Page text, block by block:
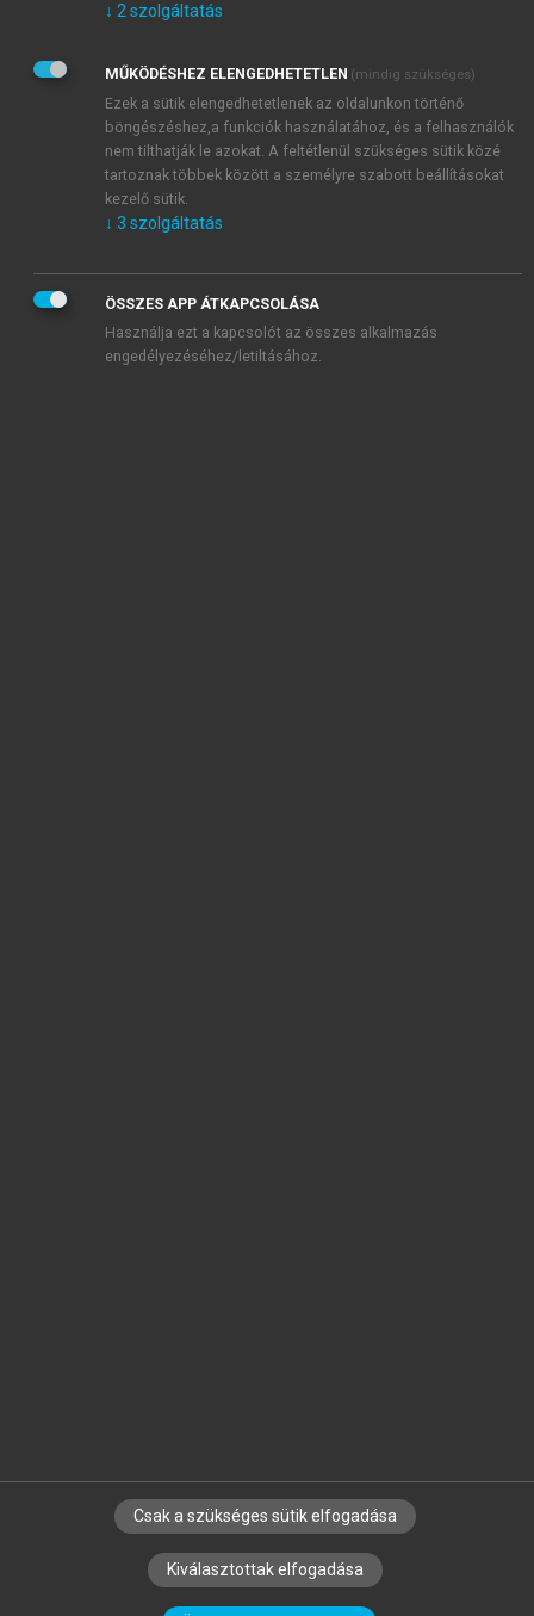
Kérek értesítést az Akadémiai Kiadó Zrt. újdonságairól,
Adatkezelési tájékoztatóbanfoglaltakat tudomásul
veszem és elfogadom.
Általános vásárlási feltételeket, valamint a szotar.netés a
mersz.huoldalak licencszerződéseiben foglaltakat
tudomásul veszem és elfogadom.
KIPRÓBÁLOM
SZERZŐKNEK CÉGEKNEK KÖNYVTÁROSOKNAK
SZERKESZTÉSI ÉS LEKTORÁLÁSI ALAPELVEK
↓ 2 szolgáltatás
MŰKÖDÉSHEZ ELENGEDHETETLEN (mindig szükséges)
Ezek a sütik elengedhetetlenek az oldalunkon történő
böngészéshez,a funkciók használatához, és a felhasználók
nem tilthatják le azokat. A feltétlenül szükséges sütik közé
tartoznak többek között a személyre szabott beállításokat
kezelő sütik.
↓ 3 szolgáltatás
ÖSSZES APP ÁTKAPCSOLÁSA
Használja ezt a kapcsolót az összes alkalmazás
engedélyezéséhez/letiltásához.
Csak a szükséges sütik elfogadása
Kiválasztottak elfogadása